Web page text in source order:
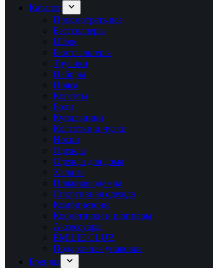
Каталог
Просмотреть всё
Бестселлеры
Шёлк
Бюстгальтеры
Трусики
Наборы
Пояса
Корсеты
Боди
Купальники
Колготки и чулки
Носки
Одежда
Одежда для дома
Халаты
Пляжная одежда
Спортивная одежда
Комбинезоны
Косметички и шопперы
Аксессуары
ÉMILIE CLUB
Подарочная упаковка
Бренды